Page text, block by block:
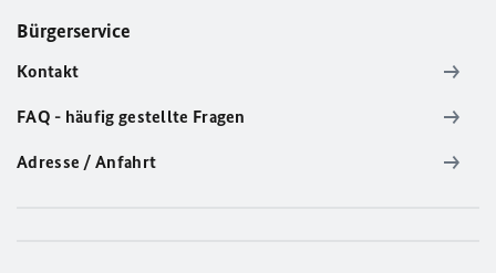
Bürgerservice
Kontakt
FAQ - häufig gestellte Fragen
Adresse / Anfahrt